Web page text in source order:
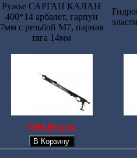
Ружье САРГАН КАЛАН
400*14 арбалет, гарпун
7мм с резьбой М7, парная
тяга 14мм
7498.00 руб.